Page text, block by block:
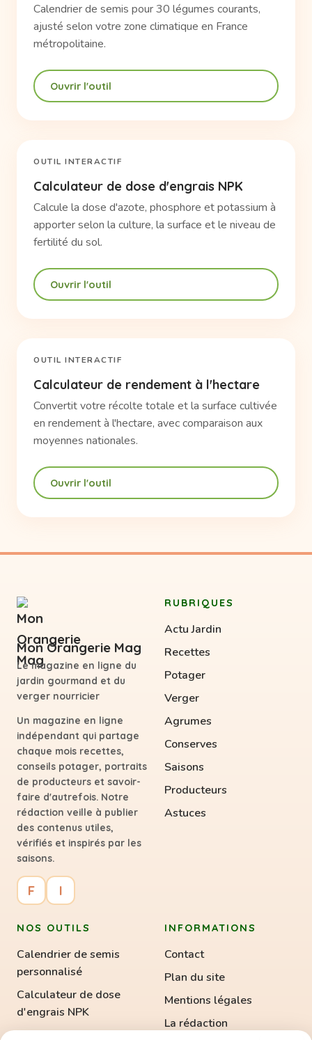
Calendrier de semis pour 30 légumes courants,
ajusté selon votre zone climatique en France
métropolitaine.
Ouvrir l'outil
OUTIL INTERACTIF
Calculateur de dose d'engrais NPK
Calcule la dose d'azote, phosphore et potassium à
apporter selon la culture, la surface et le niveau de
fertilité du sol.
Ouvrir l'outil
OUTIL INTERACTIF
Calculateur de rendement à l'hectare
Convertit votre récolte totale et la surface cultivée
en rendement à l'hectare, avec comparaison aux
moyennes nationales.
Ouvrir l'outil
Mon Orangerie Mag
Le magazine en ligne du
jardin gourmand et du
verger nourricier
Un magazine en ligne
indépendant qui partage
chaque mois recettes,
conseils potager, portraits
de producteurs et savoir-
faire d'autrefois. Notre
rédaction veille à publier
des contenus utiles,
vérifiés et inspirés par les
saisons.
F I
RUBRIQUES
Actu Jardin
Recettes
Potager
Verger
Agrumes
Conserves
Saisons
Producteurs
Astuces
NOS OUTILS
Calendrier de semis
personnalisé
Calculateur de dose
d'engrais NPK
Calculateur de
INFORMATIONS
Contact
Plan du site
Mentions légales
La rédaction